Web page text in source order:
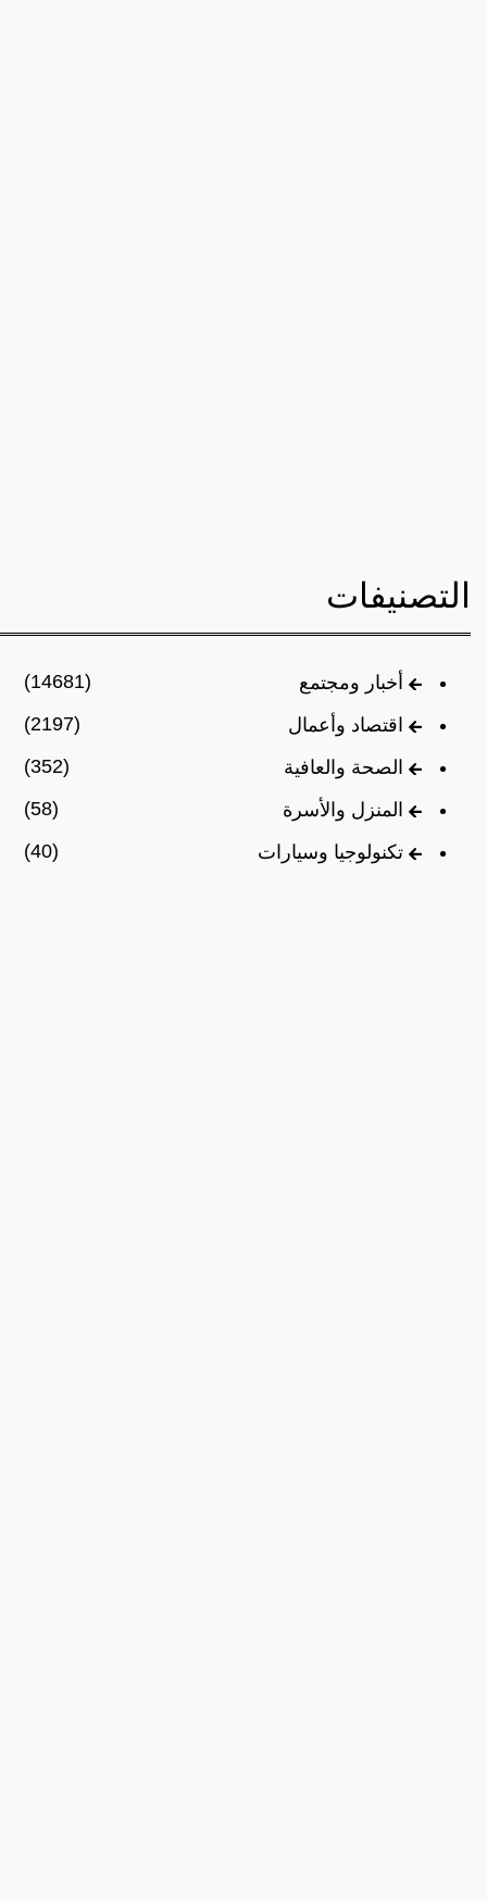
التصنيفات
أخبار ومجتمع
(14681)
اقتصاد وأعمال
(2197)
الصحة والعافية
(352)
المنزل والأسرة
(58)
تكنولوجيا وسيارات
(40)